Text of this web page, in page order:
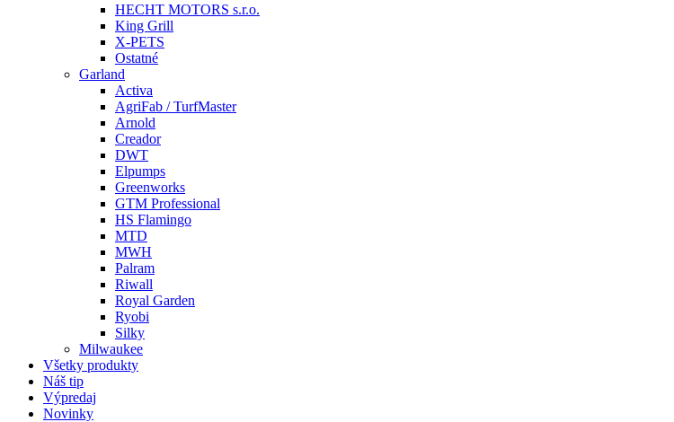
HECHT MOTORS s.r.o.
King Grill
X-PETS
Ostatné
Garland
Activa
AgriFab / TurfMaster
Arnold
Creador
DWT
Elpumps
Greenworks
GTM Professional
HS Flamingo
MTD
MWH
Palram
Riwall
Royal Garden
Ryobi
Silky
Milwaukee
Všetky produkty
Náš tip
Výpredaj
Novinky